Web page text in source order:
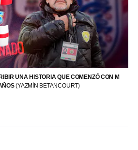
UNA HISTORIA QUE COMENZÓ CON M
(YAZMÍN BETANCOURT)